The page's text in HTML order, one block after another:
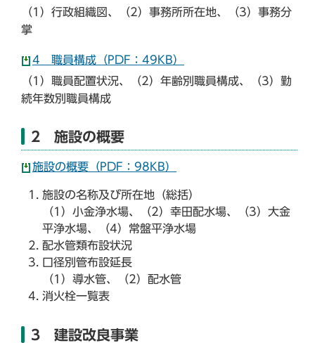
（1）行政組織図、（2）事務所所在地、（3）事務分
掌
4 職員構成（PDF：49KB）
（1）職員配置状況、（2）年齢別職員構成、（3）勤
続年数別職員構成
2 施設の概要
施設の概要（PDF：98KB）
施設の名称及び所在地（総括）
（1）小金浄水場、（2）幸田配水場、（3）大金
平浄水場、（4）常盤平浄水場
配水管類布設状況
口径別管布設延長
（1）導水管、（2）配水管
消火栓一覧表
3 建設改良事業